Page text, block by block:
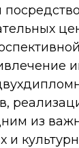
из
и